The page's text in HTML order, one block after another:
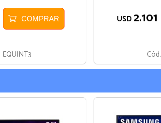
COMPRAR
EQUINT3
USD 2.101
Cód.